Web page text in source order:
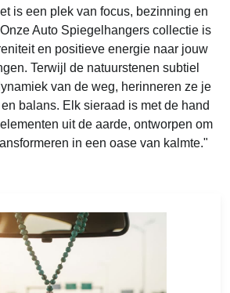
is een plek van focus, bezinning en
Auto Spiegelhangers collectie is
en positieve energie naar jouw
Terwijl de natuurstenen subtiel
van de weg, herinneren ze je
balans. Elk sieraad is met de hand
uit de aarde, ontworpen om
in een oase van kalmte."